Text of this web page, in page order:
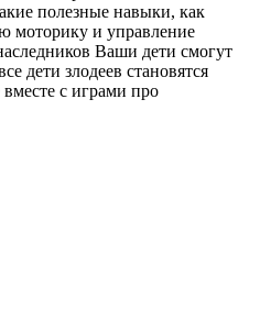
полезные навыки, как
моторику и управление
Ваши дети смогут
дети злодеев становятся
с играми про